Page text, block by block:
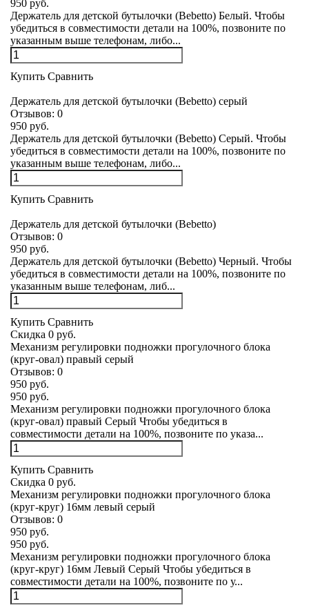
950 руб.
Держатель для детской бутылочки (Bebetto) Белый. Чтобы
убедиться в совместимости детали на 100%, позвоните по
указанным выше телефонам, либо...
Купить Сравнить
Держатель для детской бутылочки (Bebetto) серый
Отзывов: 0
950 руб.
Держатель для детской бутылочки (Bebetto) Серый. Чтобы
убедиться в совместимости детали на 100%, позвоните по
указанным выше телефонам, либо...
Купить Сравнить
Держатель для детской бутылочки (Bebetto)
Отзывов: 0
950 руб.
Держатель для детской бутылочки (Bebetto) Черный. Чтобы
убедиться в совместимости детали на 100%, позвоните по
указанным выше телефонам, либ...
Купить Сравнить
Скидка 0 руб.
Механизм регулировки подножки прогулочного блока
(круг-овал) правый серый
Отзывов: 0
950 руб.
950 руб.
Механизм регулировки подножки прогулочного блока
(круг-овал) правый Серый Чтобы убедиться в
совместимости детали на 100%, позвоните по указа...
Купить Сравнить
Скидка 0 руб.
Механизм регулировки подножки прогулочного блока
(круг-круг) 16мм левый серый
Отзывов: 0
950 руб.
950 руб.
Механизм регулировки подножки прогулочного блока
(круг-круг) 16мм Левый Серый Чтобы убедиться в
совместимости детали на 100%, позвоните по у...